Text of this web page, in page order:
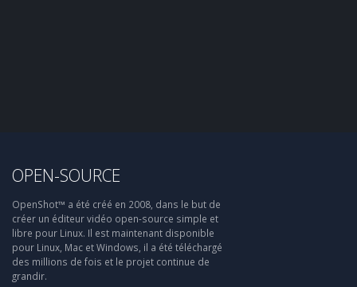
OPEN-SOURCE
OpenShot™ a été créé en 2008, dans le but de
créer un éditeur vidéo open-source simple et
libre pour Linux. Il est maintenant disponible
pour Linux, Mac et Windows, il a été téléchargé
des millions de fois et le projet continue de
grandir.